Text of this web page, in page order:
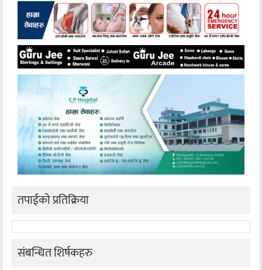
तपाईको प्रतिक्रिया
संबन्धित शिर्षकहरु